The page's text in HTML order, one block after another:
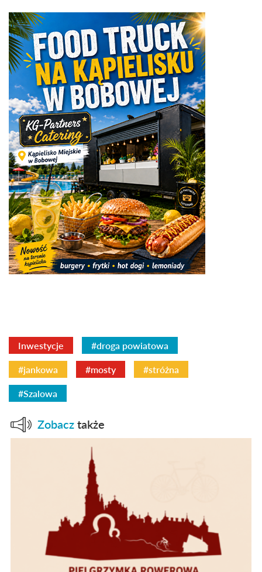
Inwestycje #droga powiatowa
#jankowa #mosty #stróżna
#Szalowa
Zobacz także